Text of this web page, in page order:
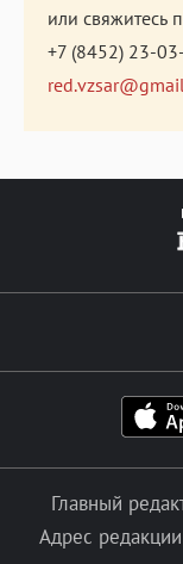
или свяжитесь
+7 (8452) 23-
Главный
Адрес